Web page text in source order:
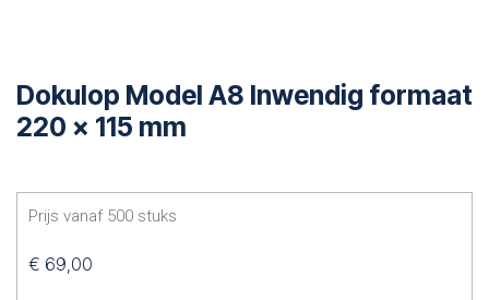
Dokulop Model A8 Inwendig formaat
220 x 115 mm
Prijs vanaf 500 stuks
€ 69,00